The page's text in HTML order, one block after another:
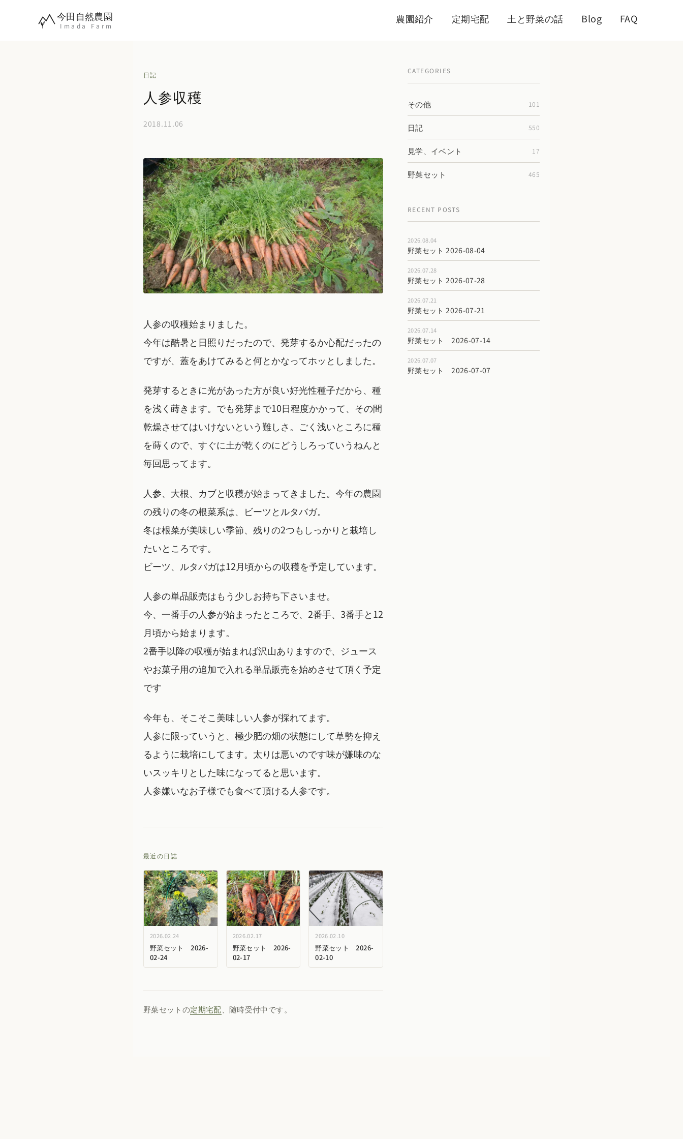
今田自然農園
Imada Farm
農園紹介 定期宅配 土と野菜の話 Blog FAQ
日記
人参収穫
2018.11.06
人参の収穫始まりました。
今年は酷暑と日照りだったので、発芽するか心配だったの
ですが、蓋をあけてみると何とかなってホッとしました。
発芽するときに光があった方が良い好光性種子だから、種
を浅く蒔きます。でも発芽まで10日程度かかって、その間
乾燥させてはいけないという難しさ。ごく浅いところに種
を蒔くので、すぐに土が乾くのにどうしろっていうねんと
毎回思ってます。
人参、大根、カブと収穫が始まってきました。今年の農園
の残りの冬の根菜系は、ビーツとルタバガ。
冬は根菜が美味しい季節、残りの2つもしっかりと栽培し
たいところです。
ビーツ、ルタバガは12月頃からの収穫を予定しています。
人参の単品販売はもう少しお持ち下さいませ。
今、一番手の人参が始まったところで、2番手、3番手と12
月頃から始まります。
2番手以降の収穫が始まれば沢山ありますので、ジュース
やお菓子用の追加で入れる単品販売を始めさせて頂く予定
です
今年も、そこそこ美味しい人参が採れてます。
人参に限っていうと、極少肥の畑の状態にして草勢を抑え
るように栽培にしてます。太りは悪いのです味が嫌味のな
いスッキリとした味になってると思います。
人参嫌いなお子様でも食べて頂ける人参です。
最近の日誌
2026.02.24
野菜セット 2026-
02-24
2026.02.17
野菜セット 2026-
02-17
2026.02.10
野菜セット 2026-
02-10
野菜セットの定期宅配 、随時受付中です。
CATEGORIES
その他 101
日記 550
見学、イベント 17
野菜セット 465
RECENT POSTS
2026.08.04
野菜セット 2026-08-04
2026.07.28
野菜セット 2026-07-28
2026.07.21
野菜セット 2026-07-21
2026.07.14
野菜セット 2026-07-14
2026.07.07
野菜セット 2026-07-07